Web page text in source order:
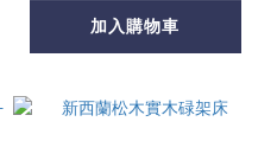
加入購物車